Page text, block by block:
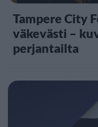
Tampere City
väkevästi –
perjantailta